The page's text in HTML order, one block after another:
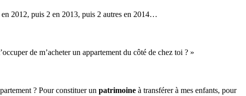
2012, puis 2 en 2013, puis 2 autres en 2014…
de m’acheter un appartement du côté de chez toi ? »
? Pour constituer un patrimoine à transférer à mes enfants, pour